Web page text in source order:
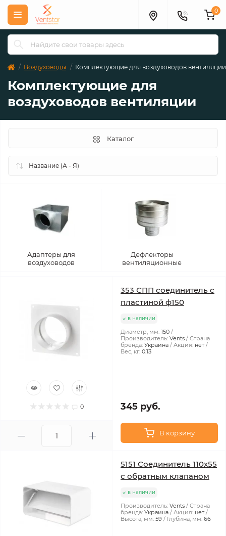
0
Воздуховоды Комплектующие для воздуховодов вентиляции
Комплектующие для
воздуховодов вентиляции
Каталог
Адаптеры для
воздуховодов
Дефлекторы
вентиляционные
0
353 СПП соединитель с
пластиной ф150
в наличии
Диаметр, мм: 150
Производитель: Vents
Страна
бренда: Украина Акция: нет
Вес, кг: 0.13
345 руб.
В корзину
5151 Соединитель 110х55
с обратным клапаном
в наличии
Производитель: Vents
Страна
бренда: Украина Акция: нет
Высота, мм: 59 Глубина, мм: 66